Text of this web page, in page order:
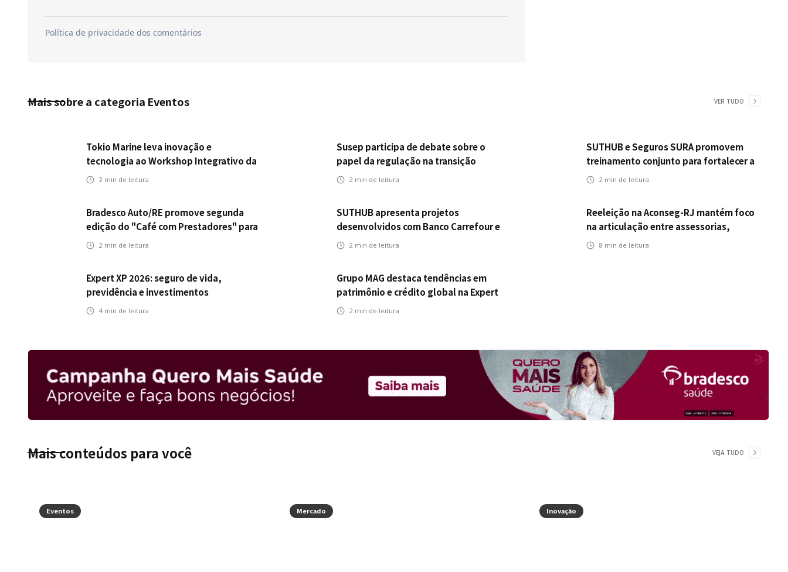
Mais sobre a categoria Eventos VER TUDO
Tokio Marine leva inovação e
tecnologia ao Workshop Integrativo da
Poli-USP
2 min de leitura
Susep participa de debate sobre o
papel da regulação na transição
climática
2 min de leitura
SUTHUB e Seguros SURA promovem
treinamento conjunto para fortalecer a
operação comercial do Seguro
2 min de leitura
Bradesco Auto/RE promove segunda
edição do "Café com Prestadores" para
fortalecer parceria e aprimorar
2 min de leitura
SUTHUB apresenta projetos
desenvolvidos com Banco Carrefour e
A.PET no Congresso Latino-Americano
2 min de leitura
Reeleição na Aconseg-RJ mantém foco
na articulação entre assessorias,
corretores e seguradoras
8 min de leitura
Expert XP 2026: seguro de vida,
previdência e investimentos
estabelecem uma nova agenda para a
4 min de leitura
Grupo MAG destaca tendências em
patrimônio e crédito global na Expert
XP 2026
2 min de leitura
Mais conteúdos para você VEJA TUDO
Eventos Mercado Inovação